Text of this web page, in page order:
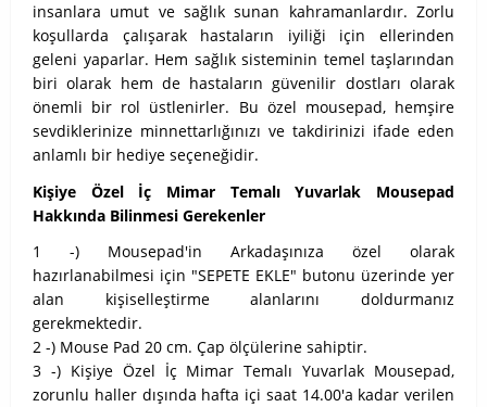
insanlara umut ve sağlık sunan kahramanlardır. Zorlu
koşullarda çalışarak hastaların iyiliği için ellerinden
geleni yaparlar. Hem sağlık sisteminin temel taşlarından
biri olarak hem de hastaların güvenilir dostları olarak
önemli bir rol üstlenirler. Bu özel mousepad, hemşire
sevdiklerinize minnettarlığınızı ve takdirinizi ifade eden
anlamlı bir hediye seçeneğidir.
Kişiye Özel İç Mimar Temalı Yuvarlak Mousepad
Hakkında Bilinmesi Gerekenler
1 -) Mousepad'in Arkadaşınıza özel olarak
hazırlanabilmesi için "SEPETE EKLE" butonu üzerinde yer
alan kişiselleştirme alanlarını doldurmanız
gerekmektedir.
2 -) Mouse Pad 20 cm. Çap ölçülerine sahiptir.
3 -) Kişiye Özel İç Mimar Temalı Yuvarlak Mousepad,
zorunlu haller dışında hafta içi saat 14.00'a kadar verilen